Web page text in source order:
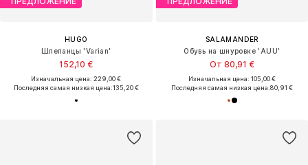
HUGO
Шлепанцы 'Varian'
152,10 €
Изначальная цена: 229,00 €
Последняя самая низкая цена:135,20 €
SALAMANDER
Обувь на шнуровке 'AUU'
От 80,91 €
Изначальная цена: 105,00 €
Последняя самая низкая цена:80,91 €